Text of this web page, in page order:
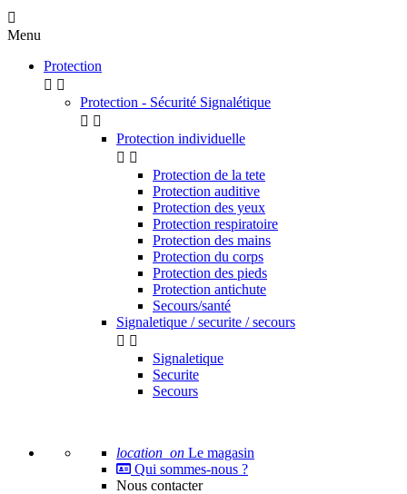

Menu
Protection
 
Protection - Sécurité Signalétique
 
Protection individuelle
 
Protection de la tete
Protection auditive
Protection des yeux
Protection respiratoire
Protection des mains
Protection du corps
Protection des pieds
Protection antichute
Secours/santé
Signaletique / securite / secours
 
Signaletique
Securite
Secours
location_on Le magasin
Qui sommes-nous ?
Nous contacter